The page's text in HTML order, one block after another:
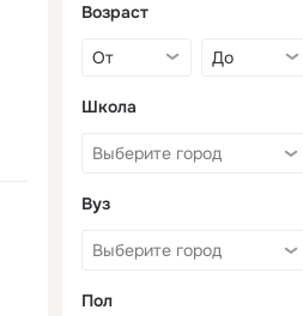
Возраст
Школа
Вуз
Пол